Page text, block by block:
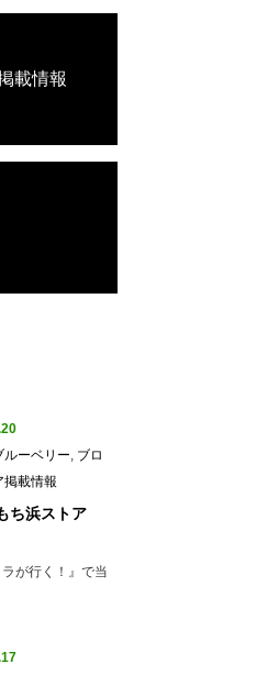
載情報
ルーベリー, ブロ
掲載情報
ち浜ストア
が行く！』で当